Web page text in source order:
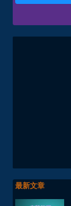
最新文章